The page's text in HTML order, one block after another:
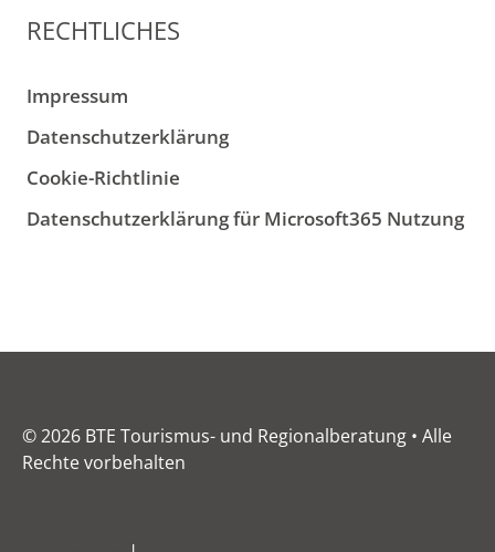
RECHTLICHES
Impressum
Datenschutzerklärung
Cookie-Richtlinie
Datenschutzerklärung für Microsoft365 Nutzung
© 2026 BTE Tourismus- und Regionalberatung • Alle
Rechte vorbehalten